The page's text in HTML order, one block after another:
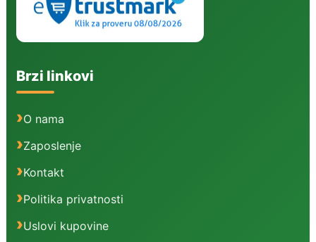
Brzi linkovi
O nama
Zaposlenje
Kontakt
Politika privatnosti
Uslovi kupovine